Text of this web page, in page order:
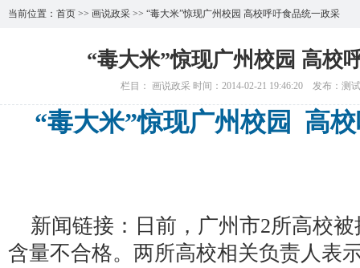
当前位置： 首页 >> 画说政采 >> “毒大米”惊现广州校园 高校呼吁食品统一政采
“毒大米”惊现广州校园 高校
栏目： 画说政采 时间：2014-02-21 19:46:20 发布：测
“毒大米”惊现广州校园 高
新闻链接：日前，广州市2所高校
含量不合格。两所高校相关负责人表